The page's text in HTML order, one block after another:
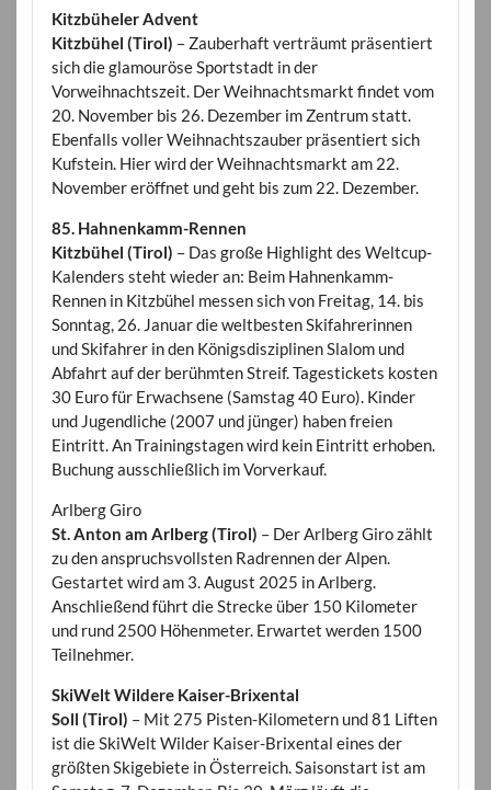
Kitzbüheler Advent
Kitzbühel (Tirol) – Zauberhaft verträumt präsentiert
sich die glamouröse Sportstadt in der
Vorweihnachtszeit. Der Weihnachtsmarkt findet vom
20. November bis 26. Dezember im Zentrum statt.
Ebenfalls voller Weihnachtszauber präsentiert sich
Kufstein. Hier wird der Weihnachtsmarkt am 22.
November eröffnet und geht bis zum 22. Dezember.
85. Hahnenkamm-Rennen
Kitzbühel (Tirol) – Das große Highlight des Weltcup-
Kalenders steht wieder an: Beim Hahnenkamm-
Rennen in Kitzbühel messen sich von Freitag, 14. bis
Sonntag, 26. Januar die weltbesten Skifahrerinnen
und Skifahrer in den Königsdisziplinen Slalom und
Abfahrt auf der berühmten Streif. Tagestickets kosten
30 Euro für Erwachsene (Samstag 40 Euro). Kinder
und Jugendliche (2007 und jünger) haben freien
Eintritt. An Trainingstagen wird kein Eintritt erhoben.
Buchung ausschließlich im Vorverkauf.
Arlberg Giro
St. Anton am Arlberg (Tirol) – Der Arlberg Giro zählt
zu den anspruchsvollsten Radrennen der Alpen.
Gestartet wird am 3. August 2025 in Arlberg.
Anschließend führt die Strecke über 150 Kilometer
und rund 2500 Höhenmeter. Erwartet werden 1500
Teilnehmer.
SkiWelt Wildere Kaiser-Brixental
Soll (Tirol) – Mit 275 Pisten-Kilometern und 81 Liften
ist die SkiWelt Wilder Kaiser-Brixental eines der
größten Skigebiete in Österreich. Saisonstart ist am